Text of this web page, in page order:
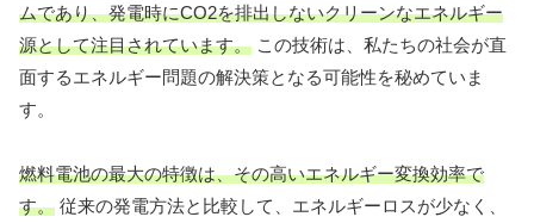
ムであり、発電時にCO2を排出しないクリーンなエネルギー
源として注目されています。 この技術は、私たちの社会が直
面するエネルギー問題の解決策となる可能性を秘めていま
す。
燃料電池の最大の特徴は、その高いエネルギー変換効率で
す。 従来の発電方法と比較して、エネルギーロスが少なく、